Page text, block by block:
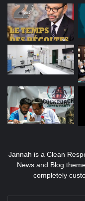
Jannah is a Clean
News and Blog
completely